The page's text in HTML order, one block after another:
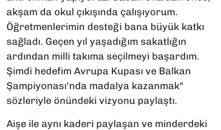
akşam da okul çıkışında çalışıyorum.
Öğretmenlerimin desteği bana büyük katkı
sağladı. Geçen yıl yaşadığım sakatlığın
ardından milli takıma seçilmeyi başardım.
Şimdi hedefim Avrupa Kupası ve Balkan
Şampiyonası'nda madalya kazanmak"
sözleriyle önündeki vizyonu paylaştı.
Aişe ile aynı kaderi paylaşan ve minderdeki